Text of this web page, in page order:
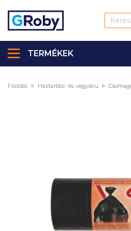
TERMÉKEK
Főoldal Háztartási- és vegyiáru